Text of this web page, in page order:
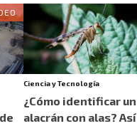
Ciencia y Tecnología
¿Cómo identificar un
alacrán con alas? Así